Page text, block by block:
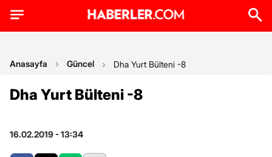
Anasayfa Güncel Dha Yurt Bülteni -8
Dha Yurt Bülteni -8
16.02.2019 - 13:34